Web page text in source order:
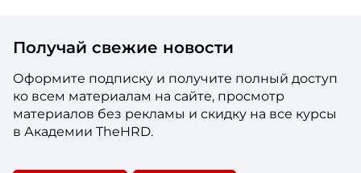
Получай свежие новости
Оформите подписку и получите полный доступ
ко всем материалам на сайте, просмотр
материалов без рекламы и скидку на все курсы
в Академии TheHRD.